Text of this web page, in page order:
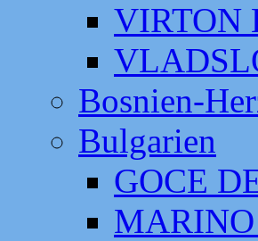
VIRTON
Bosnien-
Bulgarien
GOCE